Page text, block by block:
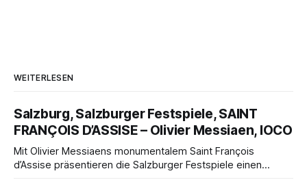
WEITERLESEN
Salzburg, Salzburger Festspiele, SAINT
FRANÇOIS D’ASSISE – Olivier Messiaen, IOCO
Mit Olivier Messiaens monumentalem Saint François
d’Assise präsentieren die Salzburger Festspiele einen